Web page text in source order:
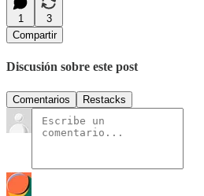
1
3
Compartir
Discusión sobre este post
Comentarios Restacks